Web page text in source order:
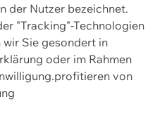
der Nutzer bezeichnet.
"Tracking"-Technologien
Sie gesondert in
oder im Rahmen
von